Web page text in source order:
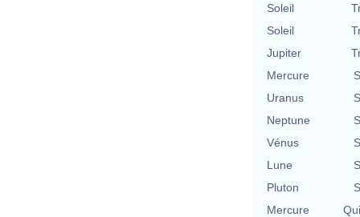
Soleil
Soleil
Jupiter
Mercure
Uranus
Neptune
Vénus
Lune
Pluton
Mercure